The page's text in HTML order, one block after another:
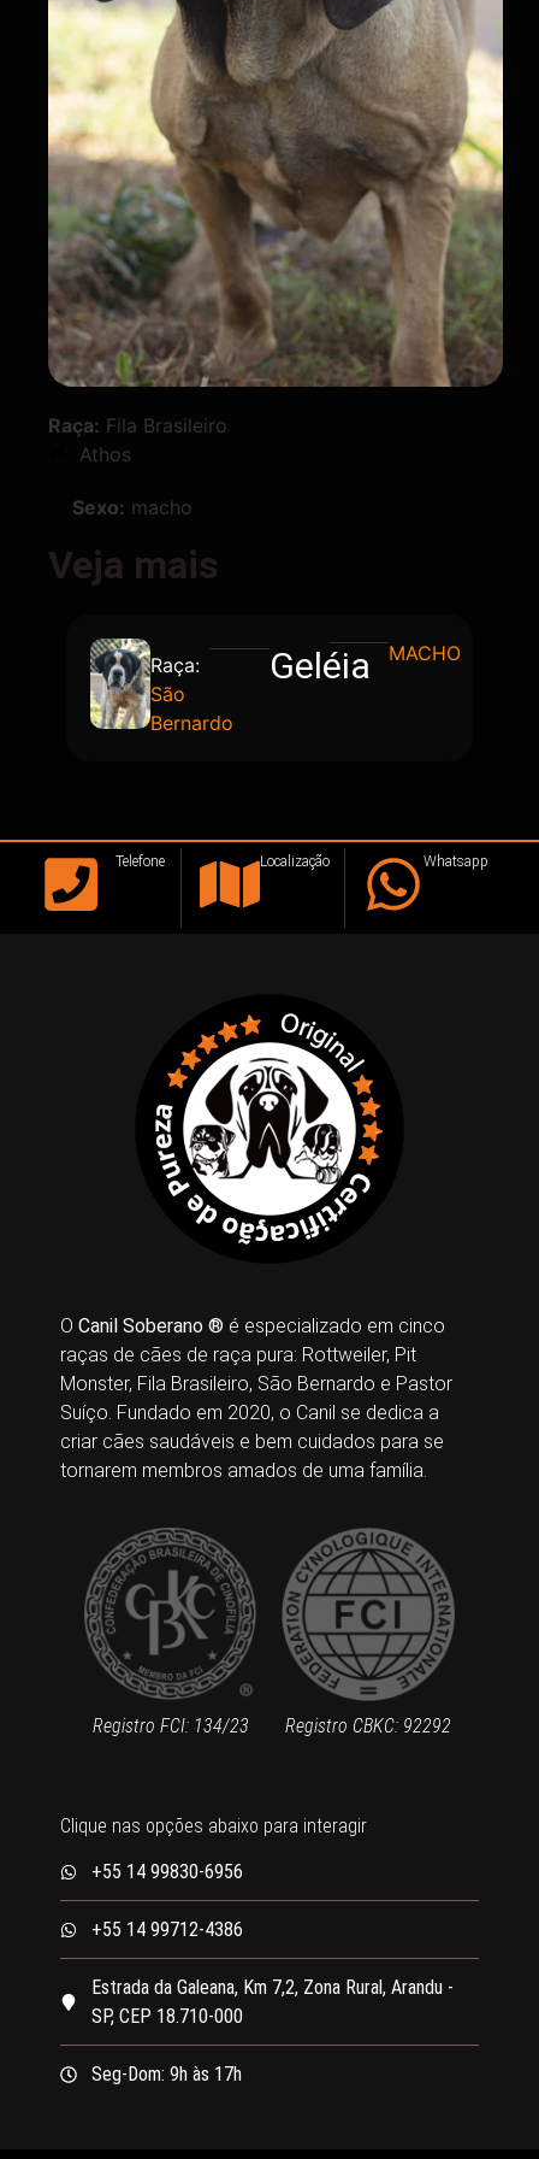
Raça: Fila Brasileiro
Athos
Sexo: macho
Veja mais
Raça:
São
Bernardo
Geléia MACHO
Telefone Localização Whatsapp
O Canil Soberano ® é especializado em cinco
raças de cães de raça pura: Rottweiler, Pit
Monster, Fila Brasileiro, São Bernardo e Pastor
Suíço. Fundado em 2020, o Canil se dedica a
criar cães saudáveis e bem cuidados para se
tornarem membros amados de uma família.
Registro FCI: 134/23 Registro CBKC: 92292
Clique nas opções abaixo para interagir
+55 14 99830-6956
+55 14 99712-4386
Estrada da Galeana, Km 7,2, Zona Rural, Arandu -
SP, CEP 18.710-000
Seg-Dom: 9h às 17h